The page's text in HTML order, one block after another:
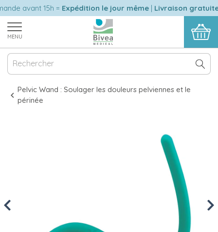
avant 15h =Expédition le jour même|Livraison gratuite
MENU
Pelvic Wand : Soulager les douleurs pelviennes et le
périnée
Previous